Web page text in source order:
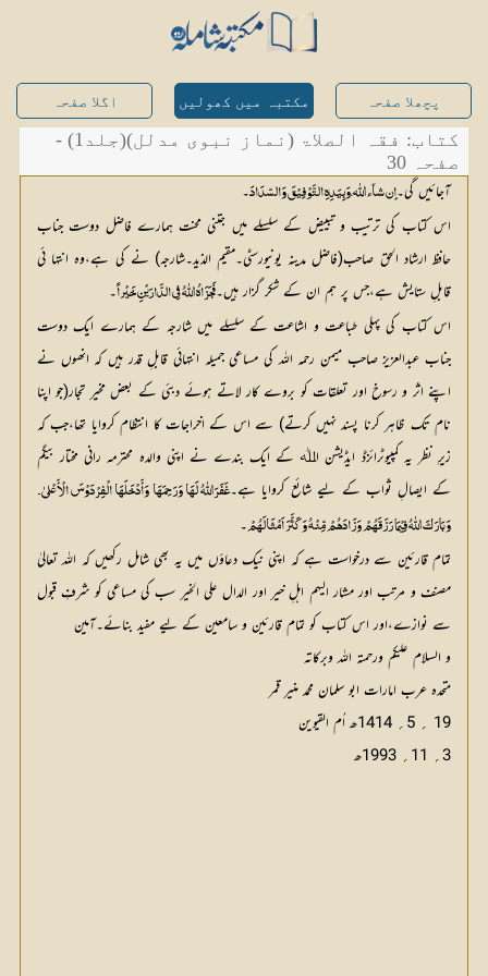
پچھلا صفحہ مکتبہ میں کھولیں اگلا صفحہ
کتاب: فقہ الصلاۃ (نماز نبوی مدلل)(جلد1) -
صفحہ 30
آجائیں گی۔إن شآء اللّٰه،وَبِیَدِہِ التَّوْفِیْقَ وَالسّدَادَ۔
اس کتاب کی ترتیب و تبییض کے سلسلے میں جتنی محنت ہمارے فاضل دوست جناب
حافظ ارشاد الحق صاحب(فاضل مدینہ یونیورسٹی۔مقیم الذید۔شارجہ) نے کی ہے،وہ انتہا ئی
قابلِ ستایش ہے،جس پر ہم ان کے شکر گزار ہیں۔فَجَزَاہُ اللّٰہُ فِي الدَّارَیْنِ خَیْراً۔
اس کتاب کی پہلی طباعت و اشاعت کے سلسلے میں شارجہ کے ہمارے ایک دوست
جناب عبدالعزیز صاحب میمن رحمہ اللہ کی مساعی جمیلہ انتہائی قابلِ قدر ہیں کہ انھوں نے
اپنے اثر و رسوخ اور تعلقات کو بروے کار لاتے ہوئے دبئی کے بعض مخیر تجار(جو اپنا
نام تک ظاہر کرنا پسند نہیں کرتے) سے اس کے اخراجات کا انتظام کروایا تھا،جب کہ
زیرِ نظر یہ کمپیوٹرائزڈ ایڈیشن اﷲ کے ایک بندے نے اپنی والدہ محترمہ رانی مختار بیگم
کے ایصالِ ثواب کے لیے شائع کروایا ہے۔غَفَرَاللّٰہُ لَھَا وَرَحِمَھَا وَأَدْخَلَھَا الْفِرْدَوْسَ الْأَعْلیٰ۔
وَبَارَکَ اللّٰہُ فِیْمَا رَزَقَہُمْ وَزَادَھُمْ مِّنْہُ وَکَثَّرَ اَمْثَالَہُمْ۔
تمام قارئین سے درخواست ہے کہ اپنی نیک دعاؤں میں یہ بھی شامل رکھیں کہ اللہ تعالیٰ
مصنف و مرتب اور مشار الیہم اہلِ خیر اور الدال علی الخیر سب کی مساعی کو شرفِ قبول
سے نوازے،اور اس کتاب کو تمام قارئین و سامعین کے لیے مفید بنائے۔آمین
و السلام علیکم ورحمتہ اللہ وبرکاتہ
متحدہ عرب امارات ابو سلمان محمد منیر قمر
19 ؍ 5؍ 1414ھ اُم القیوین
3؍ 11؍ 1993ھ